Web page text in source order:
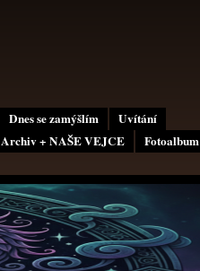
Dnes se zamýšlím
Uvítání
Archiv + NAŠE VEJCE
Fotoalbum